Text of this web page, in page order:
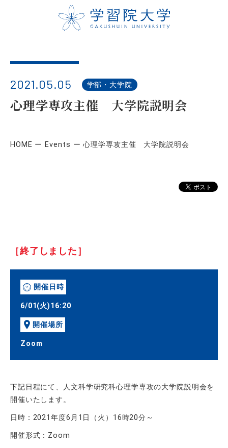
2021.05.05 学部・大学院
心理学専攻主催 大学院説明会
HOME Events 心理学専攻主催 大学院説明会
［終了しました］
開催日時
6/01(火)16:20
開催場所
Zoom
下記日程にて、人文科学研究科心理学専攻の大学院説明会を
開催いたします。
日時：2021年度6月1日（火）16時20分～
開催形式：Zoom